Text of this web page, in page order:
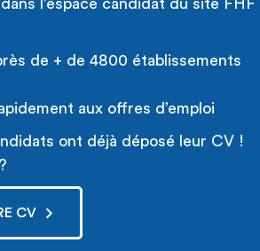
l’espace candidat du site FHF
de + de 4800 établissements
aux offres d’emploi
ont déjà déposé leur CV !
CV